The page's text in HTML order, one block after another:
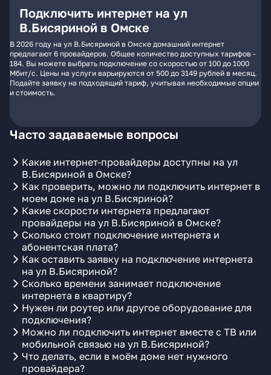
Подключить интернет на ул
В.Бисяриной в Омске
В 2026 году на ул В.Бисяриной в Омске домашний интернет
предлагают 6 провайдеров. Общее количество доступных тарифов -
184. Вы можете выбрать подключение со скоростью от 100 до 1000
Мбит/с. Цены на услуги варьируются от 500 до 3149 рублей в месяц.
Подайте заявку на подходящий тариф, учитывая необходимые опции
и стоимость.
Часто задаваемые вопросы
Какие интернет-провайдеры доступны на ул
В.Бисяриной в Омске?
Как проверить, можно ли подключить интернет в
моем доме на ул В.Бисяриной?
Какие скорости интернета предлагают
провайдеры на ул В.Бисяриной в Омске?
Сколько стоит подключение интернета и
абонентская плата?
Как оставить заявку на подключение интернета
на ул В.Бисяриной?
Сколько времени занимает подключение
интернета в квартиру?
Нужен ли роутер или другое оборудование для
подключения?
Можно ли подключить интернет вместе с ТВ или
мобильной связью на ул В.Бисяриной?
Что делать, если в моём доме нет нужного
провайдера?